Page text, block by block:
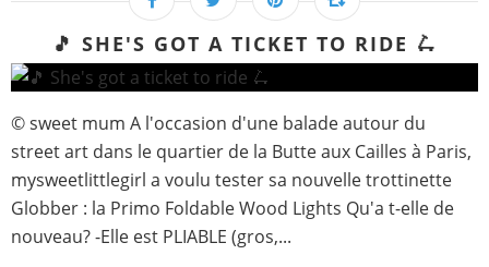
🎵 SHE'S GOT A TICKET TO RIDE 🛴
© sweet mum A l'occasion d'une balade autour du
street art dans le quartier de la Butte aux Cailles à Paris,
mysweetlittlegirl a voulu tester sa nouvelle trottinette
Globber : la Primo Foldable Wood Lights Qu'a t-elle de
nouveau? -Elle est PLIABLE (gros,...